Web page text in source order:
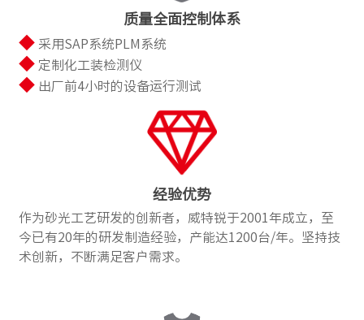
质量全面控制体系
◆ 采用SAP系统PLM系统
◆ 定制化工装检测仪
◆ 出厂前4小时的设备运行测试
经验优势
作为砂光工艺研发的创新者，威特锐于2001年成立，至
今已有20年的研发制造经验，产能达1200台/年。坚持技
术创新，不断满足客户需求。